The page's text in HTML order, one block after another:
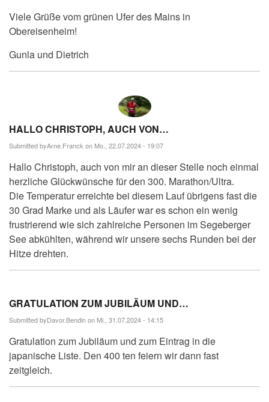
Viele Grüße vom grünen Ufer des Mains in
Obereisenheim!
Gunla und Dietrich
HALLO CHRISTOPH, AUCH VON…
Submitted byArne.Franck on Mo., 22.07.2024 - 19:07
Hallo Christoph, auch von mir an dieser Stelle noch einmal
herzliche Glückwünsche für den 300. Marathon/Ultra.
Die Temperatur erreichte bei diesem Lauf übrigens fast die
30 Grad Marke und als Läufer war es schon ein wenig
frustrierend wie sich zahlreiche Personen im Segeberger
See abkühlten, während wir unsere sechs Runden bei der
Hitze drehten.
GRATULATION ZUM JUBILÄUM UND…
Submitted byDavor.Bendinon Mi., 31.07.2024 - 14:15
Gratulation zum Jubiläum und zum Eintrag in die
japanische Liste. Den 400 ten feiern wir dann fast
zeitgleich.